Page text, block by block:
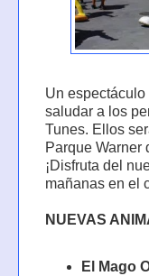
Un
saludar a los
Tunes. Ellos
Parque Warner
¡Disfruta del
mañanas en el
NUEVAS
El Mago